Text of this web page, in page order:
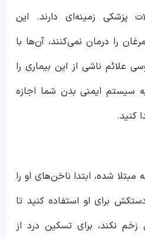
پزشکی زمینه‌ای دارند. این
را درمان نمی‌کنند، آن‌ها با
علائم ناشی از این بیماری را
سیستم ایمنی بدن شما اجازه
کنید.
شده، ابتدا ناخن‌های او را
برای او استفاده کنید تا
نکند، برای تسکین درد از